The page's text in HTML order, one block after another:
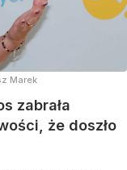
Marek
zabrała
że doszło